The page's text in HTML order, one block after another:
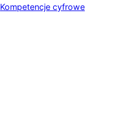
Kompetencje cyfrowe